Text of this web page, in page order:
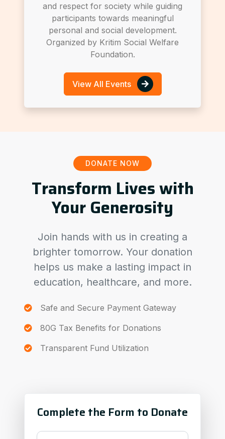
and respect for society while guiding
participants towards meaningful
personal and social development.
Organized by Kritim Social Welfare
Foundation.
View All Events
DONATE NOW
Transform Lives with
Your Generosity
Join hands with us in creating a
brighter tomorrow. Your donation
helps us make a lasting impact in
education, healthcare, and more.
Safe and Secure Payment Gateway
80G Tax Benefits for Donations
Transparent Fund Utilization
Complete the Form to Donate